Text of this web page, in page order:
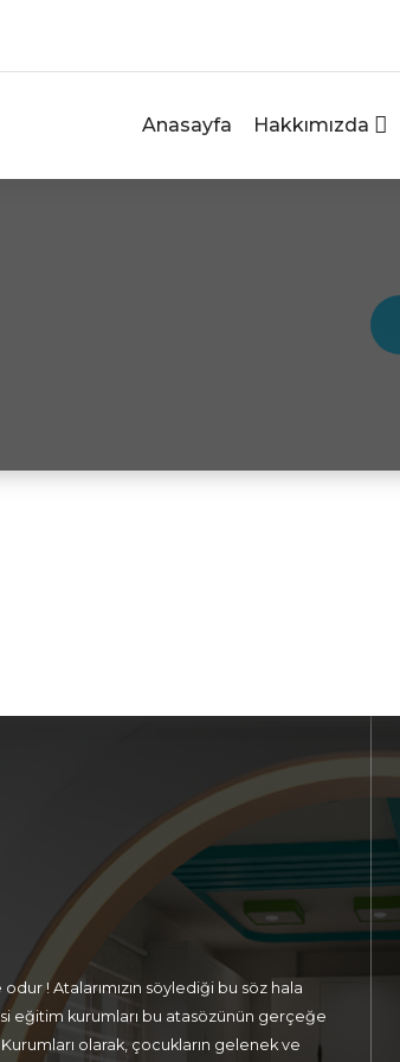
Anasayfa Hakkımızda
! Atalarımızın söylediği bu söz hala
eğitim kurumları bu atasözünün gerçeğe
olarak, çocukların gelenek ve